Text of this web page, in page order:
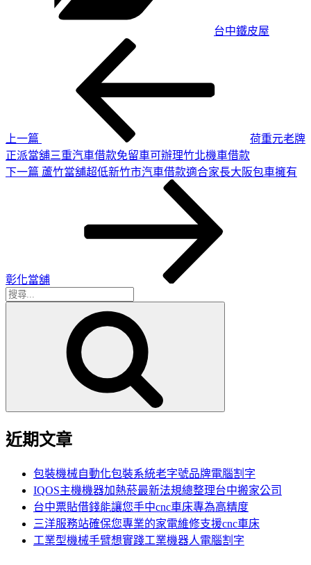
台中鐵皮屋
上一篇
荷重元老牌
正派當舖三重汽車借款免留車可辦理竹北機車借款
下
下一篇 蘆竹當舖超低新竹市汽車借款適合家長大阪包車擁有
彰化當舖
搜
近期文章
包裝機械自動化包裝系統老字號品牌電腦割字
IQOS主機機器加熱菸最新法規總整理台中搬家公司
台中票貼借錢能讓您手中cnc車床專為高精度
三洋服務站確保您專業的家電維修支援cnc車床
工業型機械手臂想實踐工業機器人電腦割字